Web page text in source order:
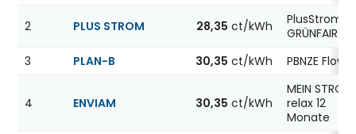
2 PLUS STROM 28,35 ct/kWh
PlusStrom
GRÜNFAIR
3
PLAN-B 30,35 ct/kWh PBNZE Flow12
4 ENVIAM 30,35 ct/kWh
MEIN STROM
relax 12
Monate